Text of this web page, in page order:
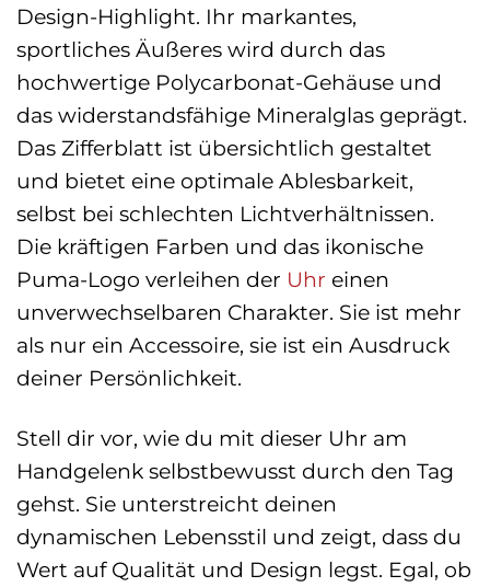
Design-Highlight. Ihr markantes,
sportliches Äußeres wird durch das
hochwertige Polycarbonat-Gehäuse und
das widerstandsfähige Mineralglas geprägt.
Das Zifferblatt ist übersichtlich gestaltet
und bietet eine optimale Ablesbarkeit,
selbst bei schlechten Lichtverhältnissen.
Die kräftigen Farben und das ikonische
Puma-Logo verleihen der Uhr einen
unverwechselbaren Charakter. Sie ist mehr
als nur ein Accessoire, sie ist ein Ausdruck
deiner Persönlichkeit.
Stell dir vor, wie du mit dieser Uhr am
Handgelenk selbstbewusst durch den Tag
gehst. Sie unterstreicht deinen
dynamischen Lebensstil und zeigt, dass du
Wert auf Qualität und Design legst. Egal, ob